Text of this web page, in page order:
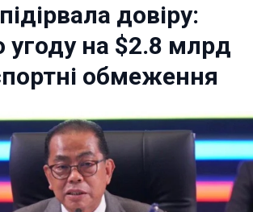
довіру:
угоду на $2.8 млрд
обмеження